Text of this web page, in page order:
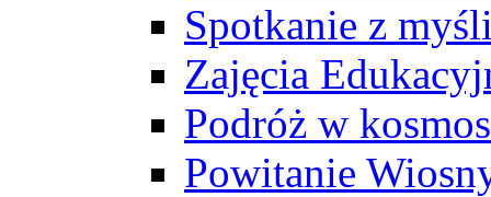
Spotkanie z
Zajęcia
Podróż w kosmos
Powitanie